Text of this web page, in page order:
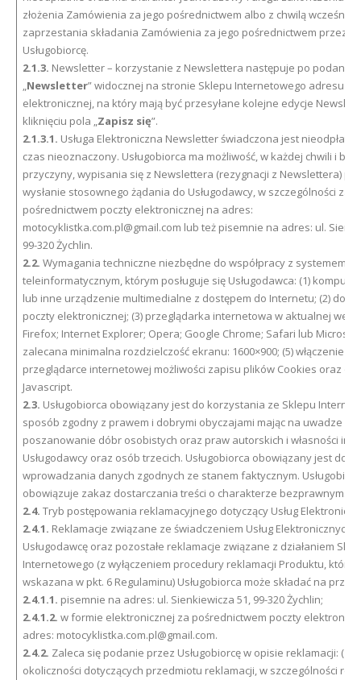
złożenia Zamówienia za jego pośrednictwem albo z chwilą
zaprzestania składania Zamówienia za jego pośrednictwem przez
Usługobiorcę.
2.1.3. Newsletter – korzystanie z Newslettera następuje po podaniu
„Newsletter” widocznej na stronie Sklepu Internetowego adresu
elektronicznej, na który mają być przesyłane kolejne edycje
kliknięciu pola „Zapisz się”.
2.1.3.1. Usługa Elektroniczna Newsletter świadczona jest
czas nieoznaczony. Usługobiorca ma możliwość, w każdej chwili i
przyczyny, wypisania się z Newslettera (rezygnacji z Newslettera)
wysłanie stosownego żądania do Usługodawcy, w szczególności za
pośrednictwem poczty elektronicznej na adres:
motocyklistka.com.pl@gmail.com lub też pisemnie na adres: ul.
99-320 Żychlin.
2.2. Wymagania techniczne niezbędne do współpracy z systemem
teleinformatycznym, którym posługuje się Usługodawca: (1)
lub inne urządzenie multimedialne z dostępem do Internetu; (2)
poczty elektronicznej; (3) przeglądarka internetowa w aktualnej
Firefox; Internet Explorer; Opera; Google Chrome; Safari lub Microsoft
zalecana minimalna rozdzielczość ekranu: 1600×900; (5) włączenie w
przeglądarce internetowej możliwości zapisu plików Cookies oraz
Javascript.
2.3. Usługobiorca obowiązany jest do korzystania ze Sklepu
sposób zgodny z prawem i dobrymi obyczajami mając na uwadze
poszanowanie dóbr osobistych oraz praw autorskich i własności
Usługodawcy oraz osób trzecich. Usługobiorca obowiązany jest do
wprowadzania danych zgodnych ze stanem faktycznym.
obowiązuje zakaz dostarczania treści o charakterze bezprawnym.
2.4. Tryb postępowania reklamacyjnego dotyczący Usług
2.4.1. Reklamacje związane ze świadczeniem Usług Elektronicznych
Usługodawcę oraz pozostałe reklamacje związane z działaniem
Internetowego (z wyłączeniem procedury reklamacji Produktu, która
wskazana w pkt. 6 Regulaminu) Usługobiorca może składać na
2.4.1.1. pisemnie na adres: ul. Sienkiewicza 51, 99-320 Żychlin;
2.4.1.2. w formie elektronicznej za pośrednictwem poczty
adres: motocyklistka.com.pl@gmail.com.
2.4.2. Zaleca się podanie przez Usługobiorcę w opisie reklamacji: (1)
okoliczności dotyczących przedmiotu reklamacji, w szczególności